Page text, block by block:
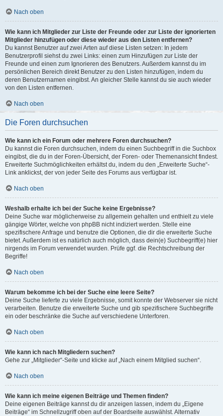
Nach oben
Wie kann ich Mitglieder zur Liste der Freunde oder zur Liste der ignorierten
Mitglieder hinzufügen oder diese wieder aus den Listen entfernen?
Du kannst Benutzer auf zwei Arten auf diese Listen setzen: In jedem
Benutzerprofil siehst du zwei Links: einen zum Hinzufügen zur Liste der
Freunde und einen zum Ignorieren des Benutzers. Außerdem kannst du im
persönlichen Bereich direkt Benutzer zu den Listen hinzufügen, indem du
deren Benutzernamen eingibst. An gleicher Stelle kannst du sie auch wieder
von den Listen entfernen.
Nach oben
Die Foren durchsuchen
Wie kann ich ein Forum oder mehrere Foren durchsuchen?
Du kannst die Foren durchsuchen, indem du einen Suchbegriff in die Suchbox
eingibst, die du in der Foren-Übersicht, der Foren- oder Themenansicht findest.
Erweiterte Suchmöglichkeiten erhältst du, indem du den „Erweiterte Suche“-
Link anklickst, der von jeder Seite des Forums aus verfügbar ist.
Nach oben
Weshalb erhalte ich bei der Suche keine Ergebnisse?
Deine Suche war möglicherweise zu allgemein gehalten und enthielt zu viele
gängige Wörter, welche von phpBB nicht indiziert werden. Stelle eine
spezifischere Anfrage und benutze die Optionen, die dir die erweiterte Suche
bietet. Außerdem ist es natürlich auch möglich, dass dein(e) Suchbegriff(e) hier
nirgends im Forum verwendet wurden. Prüfe ggf. die Rechtschreibung der
Begriffe!
Nach oben
Warum bekomme ich bei der Suche eine leere Seite?
Deine Suche lieferte zu viele Ergebnisse, somit konnte der Webserver sie nicht
verarbeiten. Benutze die erweiterte Suche und gib spezifischere Suchbegriffe
ein oder beschränke die Suche auf verschiedene Unterforen.
Nach oben
Wie kann ich nach Mitgliedern suchen?
Gehe zur „Mitglieder“-Seite und klicke auf „Nach einem Mitglied suchen“.
Nach oben
Wie kann ich meine eigenen Beiträge und Themen finden?
Deine eigenen Beiträge kannst du dir anzeigen lassen, indem du „Eigene
Beiträge“ im Schnellzugriff oben auf der Boardseite auswählst. Alternativ